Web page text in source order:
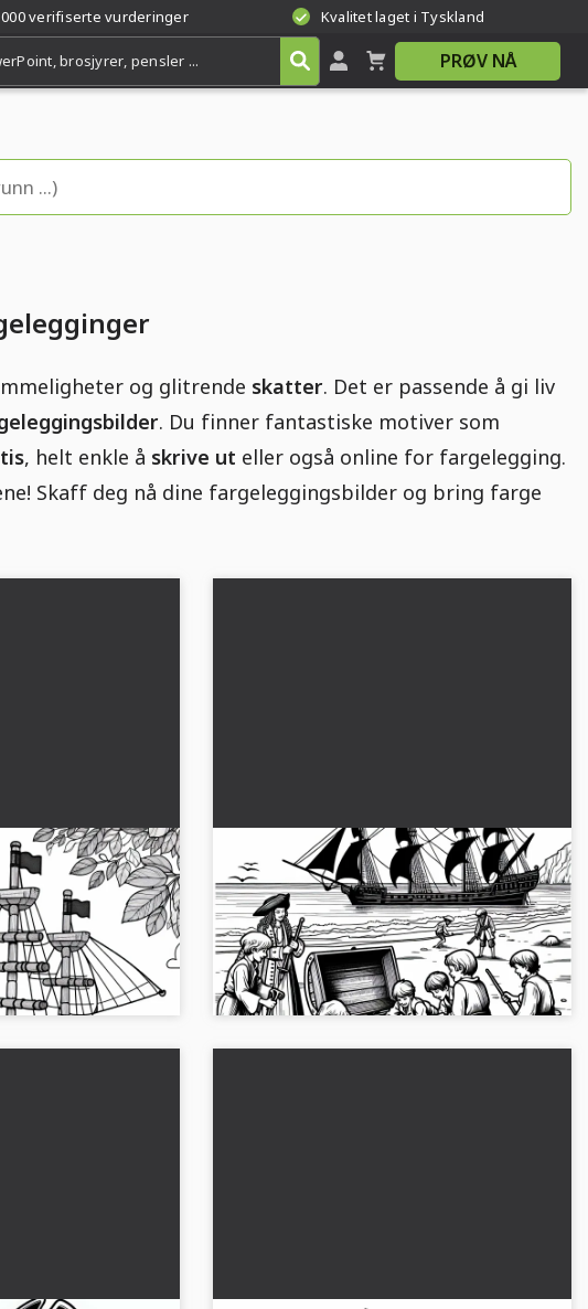
000 verifiserte vurderinger Kvalitet laget i Tyskland
PRØV NÅ
og glitrende skatter. Det er passende å gi liv
. Du finner fantastiske motiver som
, helt enkle å skrive ut eller også online for fargelegging.
Skaff deg nå dine fargeleggingsbilder og bring farge
–
med
det ned gratis og
På stranden: Barn med skatteboks –
Malerveiledning for pirater gratis
Oppdag det spennende fargeleggingsbildet
med barn på stranda og en skattkiste. Last det
ned gratis nå!...